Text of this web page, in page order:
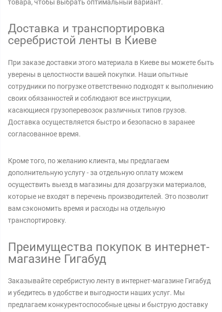
товара, чтобы выбрать оптимальный вариант.
Доставка и транспортировка
серебристой ленты в Киеве
При заказе доставки этого материала в Киеве вы можете быть
уверены в целостности вашей покупки. Наши опытные
сотрудники по погрузке ответственно подходят к выполнению
своих обязанностей и соблюдают все инструкции,
касающиеся грузоперевозок различных типов грузов.
Доставка осуществляется быстро и безопасно в заранее
согласованное время.
Кроме того, по желанию клиента, мы предлагаем
дополнительную услугу - за отдельную оплату можем
осуществить выезд в магазины для дозагрузки материалов,
которые не входят в перечень производителей. Это позволит
вам сэкономить время и расходы на отдельную
транспортировку.
Преимущества покупок в интернет-
магазине Гигабуд
Заказывайте серебристую ленту в интернет-магазине Гигабуд
и убедитесь в удобстве и выгодности наших услуг. Мы
предлагаем конкурентоспособные цены и быструю доставку